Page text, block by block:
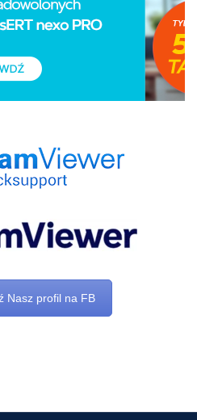
Nasz profil na FB